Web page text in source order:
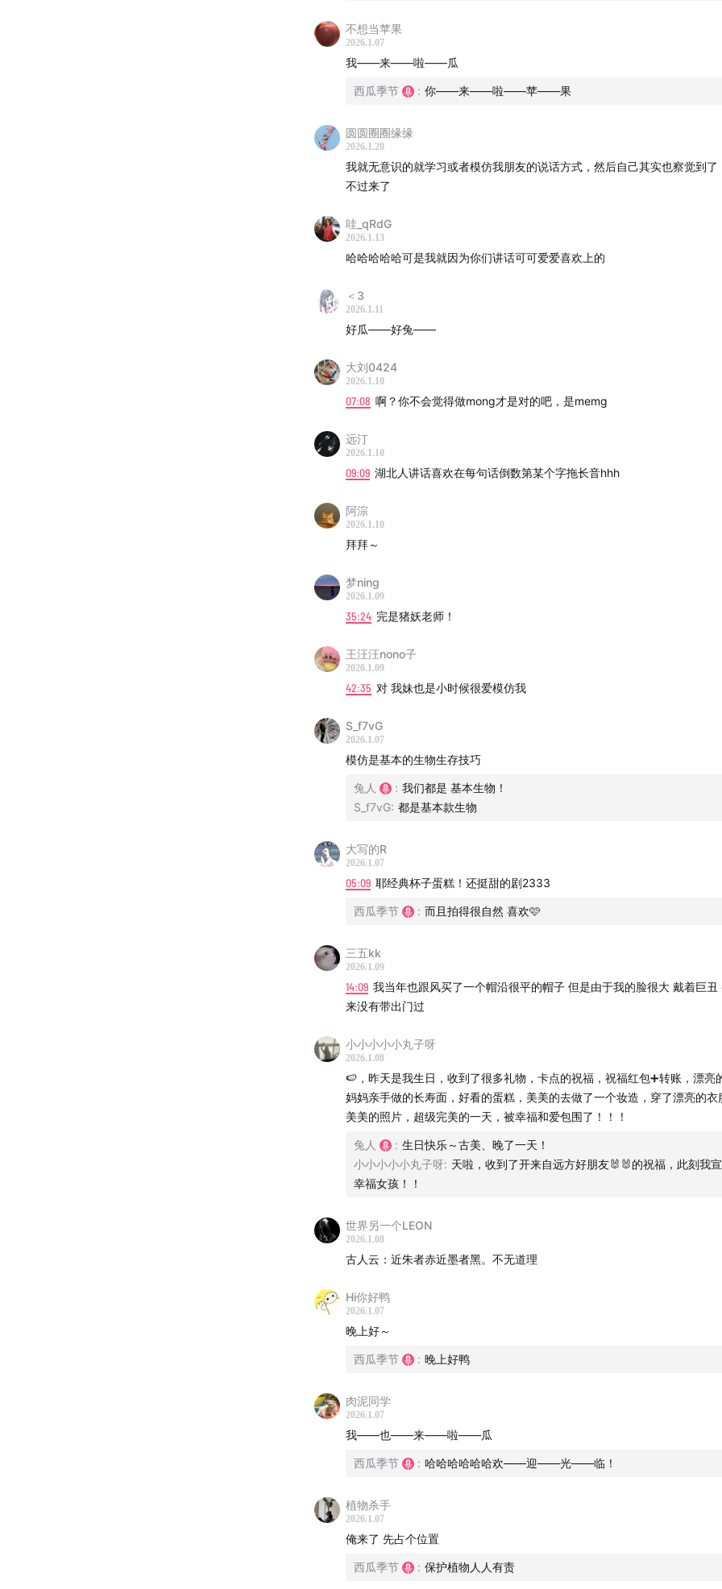
-
BGM：
妹尾武 - サンタクロウスの空
温野 - 夏が終わった
春野杉卉 - 北向きの窓
8bite,Dyrox - frozen heart
-
微信群：小助手13135693385
微信公众号：我要WhatYouNeed
商务联系：whatyouneedoffice
本播客是 @我要WhatYouNeed 旗下播客。也欢迎你关注我们团队的其
不把天聊si
不想当苹果
2026.1.07
我——来——啦——瓜
西瓜季节 : 你——来——啦——苹——果
圆圆圈圈缘缘
2026.1.20
我就无意识的就学习或者模仿我朋友的说话方式，然后自己其实也察觉到了
不过来了
哇_qRdG
2026.1.13
哈哈哈哈哈可是我就因为你们讲话可可爱爱喜欢上的
＜3
2026.1.11
好瓜——好兔——
大刘0424
2026.1.10
07:08 啊？你不会觉得做mong才是对的吧，是memg
远汀
2026.1.10
09:09 湖北人讲话喜欢在每句话倒数第某个字拖长音hhh
阿淙
2026.1.10
拜拜～
梦ning
2026.1.09
35:24 完是猪妖老师！
王汪汪nono子
2026.1.09
42:35 对 我妹也是小时候很爱模仿我
S_f7vG
2026.1.07
模仿是基本的生物生存技巧
兔人 : 我们都是 基本生物！
S_f7vG: 都是基本款生物
大写的R
2026.1.07
05:09 耶经典杯子蛋糕！还挺甜的剧2333
西瓜季节 : 而且拍得很自然 喜欢🩷
三五kk
2026.1.09
14:09 我当年也跟风买了一个帽沿很平的帽子 但是由于我的脸很大 戴着巨丑
来没有带出门过
小小小小小丸子呀
2026.1.08
🍉，昨天是我生日，收到了很多礼物，卡点的祝福，祝福红包➕转账，漂亮
妈妈亲手做的长寿面，好看的蛋糕，美美的去做了一个妆造，穿了漂亮的衣
美美的照片，超级完美的一天，被幸福和爱包围了！！！
兔人 : 生日快乐～古美、晚了一天！
小小小小小丸子呀: 天啦，收到了开来自远方好朋友🐰🐰的祝福，此刻我
幸福女孩！！
世界另一个LEON
2026.1.08
古人云：近朱者赤近墨者黑。不无道理
Hi你好鸭
2026.1.07
晚上好～
西瓜季节 : 晚上好鸭
肉泥同学
2026.1.07
我——也——来——啦——瓜
西瓜季节 : 哈哈哈哈哈哈欢——迎——光——临！
植物杀手
2026.1.07
俺来了 先占个位置
西瓜季节 : 保护植物人人有责